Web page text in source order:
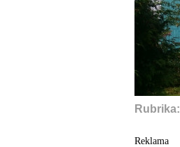
Rubrika:
Reklama